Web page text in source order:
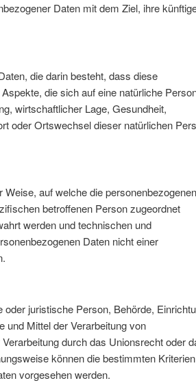
Daten mit dem Ziel, ihre
die darin besteht, dass diese
die sich auf eine natürliche
wirtschaftlicher Lage, Gesundheit,
oder Ortswechsel dieser natürlichen
auf welche die personenbezogenen
betroffenen Person zugeordnet
werden und technischen und
Daten nicht einer
juristische Person, Behörde,
und Mittel der Verarbeitung von
durch das Unionsrecht oder
können die bestimmten Kriterien
vorgesehen werden.